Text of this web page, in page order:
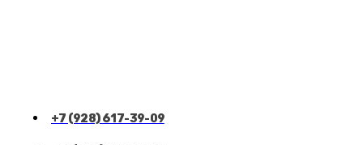
+7 (928) 617-39-09